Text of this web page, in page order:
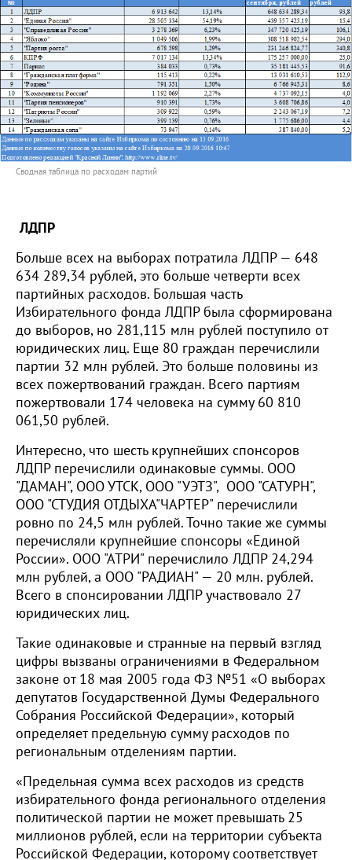
Сводная таблица по расходам партий
ЛДПР
Больше всех на выборах потратила ЛДПР — 648
634 289,34 рублей, это больше четверти всех
партийных расходов. Большая часть
Избирательного фонда ЛДПР была сформирована
до выборов, но 281,115 млн рублей поступило от
юридических лиц. Еще 80 граждан перечислили
партии 32 млн рублей. Это больше половины из
всех пожертвований граждан. Всего партиям
пожертвовали 174 человека на сумму 60 810
061,50 рублей.
Интересно, что шесть крупнейших спонсоров
ЛДПР перечислили одинаковые суммы. ООО
"ДАМАН", ООО УТСК, ООО "УЭТЗ", ООО "САТУРН",
ООО "СТУДИЯ ОТДЫХА"ЧАРТЕР" перечислили
ровно по 24,5 млн рублей. Точно такие же суммы
перечисляли крупнейшие спонсоры «Единой
России». ООО "АТРИ" перечислило ЛДПР 24,294
млн рублей, а ООО "РАДИАН" — 20 млн. рублей.
Всего в спонсировании ЛДПР участвовало 27
юридических лиц.
Такие одинаковые и странные на первый взгляд
цифры вызваны ограничениями в Федеральном
законе от 18 мая 2005 года ФЗ №51 «О выборах
депутатов Государственной Думы Федерального
Собрания Российской Федерации», который
определяет предельную сумму расходов по
региональным отделениям партии.
«Предельная сумма всех расходов из средств
избирательного фонда регионального отделения
политической партии не может превышать 25
миллионов рублей, если на территории субъекта
Российской Федерации, которому соответствует